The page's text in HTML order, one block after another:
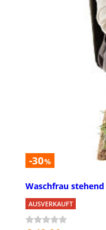
-30%
Waschfrau
AUSVERKAUFT